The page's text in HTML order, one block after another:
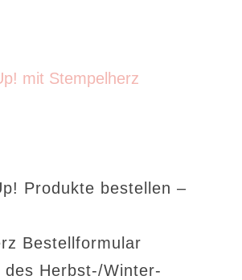
Produkte bestellen –
Bestellformular
des Herbst-/Winter-